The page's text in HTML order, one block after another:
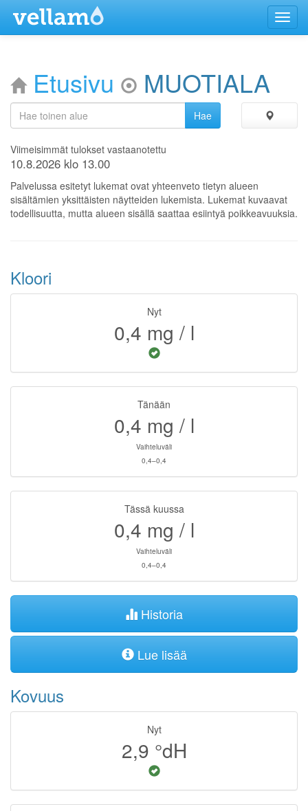
Menu
Etusivu MUOTIALA
Viimeisimmät tulokset vastaanotettu
10.8.2026 klo 13.00
Palvelussa esitetyt lukemat ovat yhteenveto tietyn alueen
sisältämien yksittäisten näytteiden lukemista. Lukemat kuvaavat
todellisuutta, mutta alueen sisällä saattaa esiintyä poikkeavuuksia.
Kloori
Nyt
0,4 mg / l
Tänään
0,4 mg / l
Vaihteluväli
0,4–0,4
Tässä kuussa
0,4 mg / l
Vaihteluväli
0,4–0,4
Historia
Lue lisää
Kovuus
Nyt
2,9 °dH